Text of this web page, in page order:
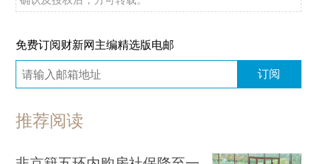
免费订阅财新网主编精选版电邮
订阅
推荐阅读